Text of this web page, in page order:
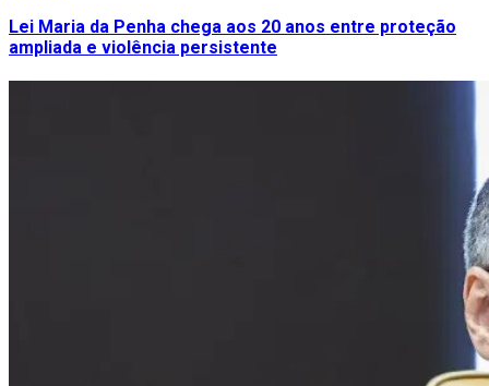
Lei Maria da Penha chega aos 20 anos entre proteção
ampliada e violência persistente